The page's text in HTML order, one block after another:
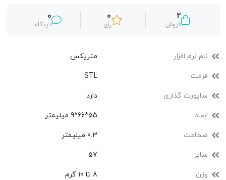
2
فروش
0
رأی
0
دیدگاه
نام نرم افزار متریکس
فرمت STL
ساپورت گذاری دارد
ابعاد 55*66*9 میلیمتر
ضخامت 0.3 میلیمتر
سایز 57
وزن 8 تا 10 گرم